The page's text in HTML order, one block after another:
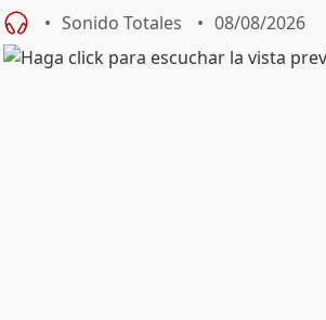
Sonido Totales 08/08/2026